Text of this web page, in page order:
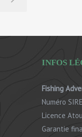
INFOS
Fishing
Numéro
Licence
Garantie